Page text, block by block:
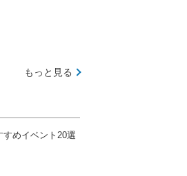
もっと見る
めイベント20選